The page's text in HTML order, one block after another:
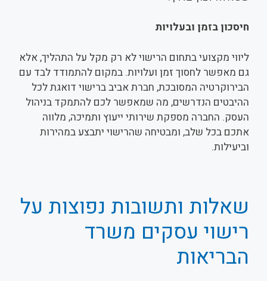
חיסכון בזמן ובעלויות
ליווי מקצועי בתחום הרישוי לא רק מקל על התהליך, אלא
גם מאפשר לחסוך זמן ועלויות. במקום להתמודד לבד עם
הבירוקרטיה המסובכת, חברת אביב ברישוי דואגת לכל
ההיבטים הנדרשים, מה שמאפשר לכם להתמקד בניהול
העסק. החברה מספקת שירותי ייעוץ ותמיכה, מלווה
אתכם בכל שלב, ומבטיחה שהרישוי יתבצע במהירות
וביעילות.
שאלות ותשובות נפוצות על
רישוי עסקים משרד
הבריאות